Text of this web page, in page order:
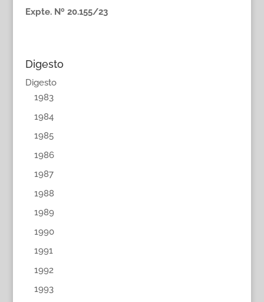
Expte. Nº 20.155/23
Digesto
Digesto
1983
1984
1985
1986
1987
1988
1989
1990
1991
1992
1993